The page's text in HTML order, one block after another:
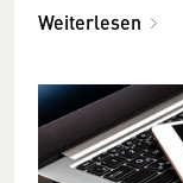
Weiterlesen